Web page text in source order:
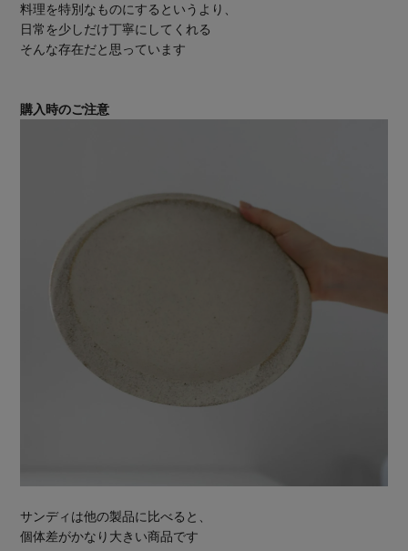
料理を特別なものにするというより、
日常を少しだけ丁寧にしてくれる
そんな存在だと思っています
購入時のご注意
サンディは他の製品に比べると、
個体差がかなり大きい商品です